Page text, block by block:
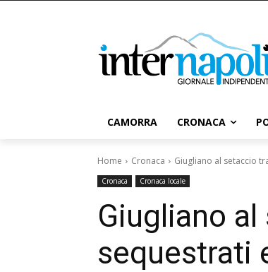
CAMORRA CRONACA
Home Cronaca Giugliano al setaccio
Cronaca Cronaca locale
Giugliano
sequestrati